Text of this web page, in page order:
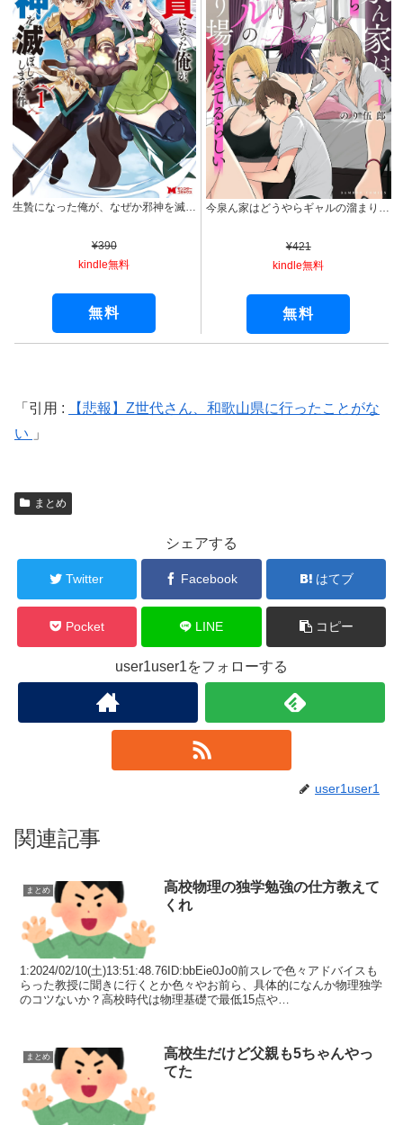
生贄になった俺が、なぜか邪神を滅ぼしてしまった件（コミック） ： 1 (モンスターコミックス)
¥390
kindle無料
無料
今泉ん家はどうやらギャルの溜まり場になってるらしい～DEEP～ (1) (バンブーコミックス)
¥421
kindle無料
無料
引用 :
【悲報】Z世代さん、和歌山県に行ったことがな
い
まとめ
シェアする
Twitter Facebook はてブ
Pocket LINE コピー
user1user1をフォローする
user1user1
関連記事
まとめ
高校物理の独学勉強の仕方教えて
くれ
1:2024/02/10(土)13:51:48.76ID:bbEie0Jo0前スレで色々アドバイスも
らった教授に聞きに行くとか色々やお前ら、具体的になんか物理独学
のコツないか？高校時代は物理基礎で最低15点や
まとめ
高校生だけど父親も5ちゃんやっ
てた